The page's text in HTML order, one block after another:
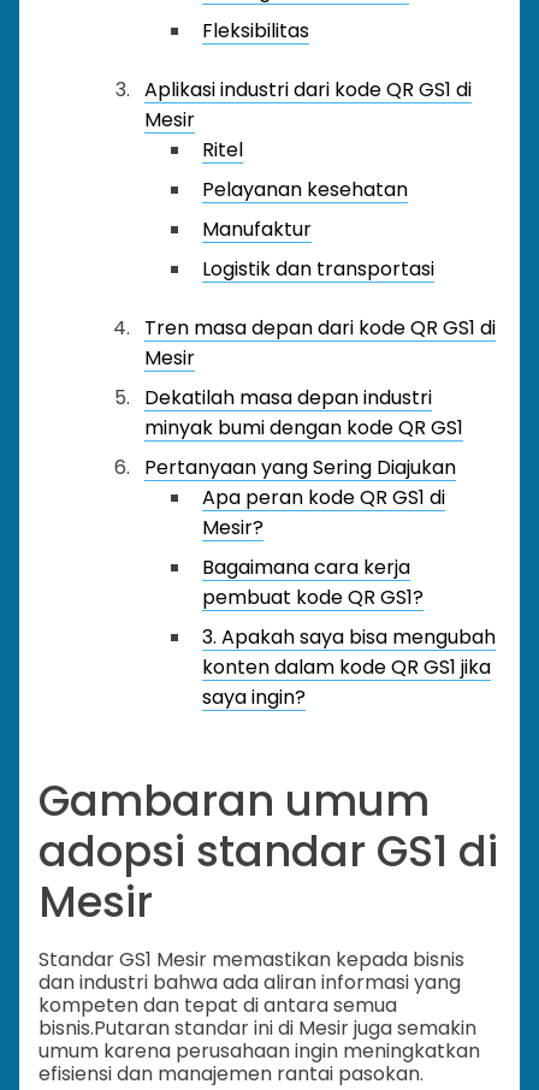
Fleksibilitas
Aplikasi industri dari kode QR GS1 di
Mesir
Ritel
Pelayanan kesehatan
Manufaktur
Logistik dan transportasi
Tren masa depan dari kode QR GS1 di
Mesir
Dekatilah masa depan industri
minyak bumi dengan kode QR GS1
Pertanyaan yang Sering Diajukan
Apa peran kode QR GS1 di
Mesir?
Bagaimana cara kerja
pembuat kode QR GS1?
3. Apakah saya bisa mengubah
konten dalam kode QR GS1 jika
saya ingin?
Gambaran umum
adopsi standar GS1 di
Mesir
Standar GS1 Mesir memastikan kepada bisnis
dan industri bahwa ada aliran informasi yang
kompeten dan tepat di antara semua
bisnis.Putaran standar ini di Mesir juga semakin
umum karena perusahaan ingin meningkatkan
efisiensi dan manajemen rantai pasokan.